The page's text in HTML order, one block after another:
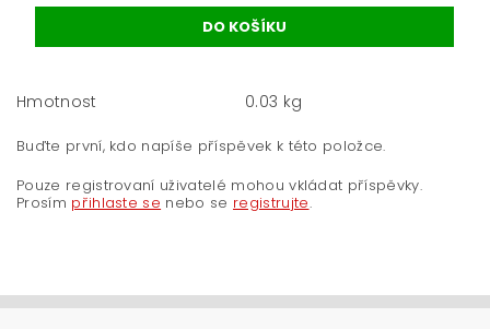
Hmotnost 0.03 kg
Buďte první, kdo napíše příspěvek k této položce.
Pouze registrovaní uživatelé mohou vkládat příspěvky.
Prosím přihlaste se nebo se registrujte.